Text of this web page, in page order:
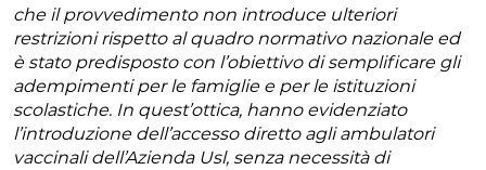
che il provvedimento non introduce ulteriori
restrizioni rispetto al quadro normativo nazionale ed
è stato predisposto con l’obiettivo di semplificare gli
adempimenti per le famiglie e per le istituzioni
scolastiche. In quest’ottica, hanno evidenziato
l’introduzione dell’accesso diretto agli ambulatori
vaccinali dell’Azienda Usl, senza necessità di